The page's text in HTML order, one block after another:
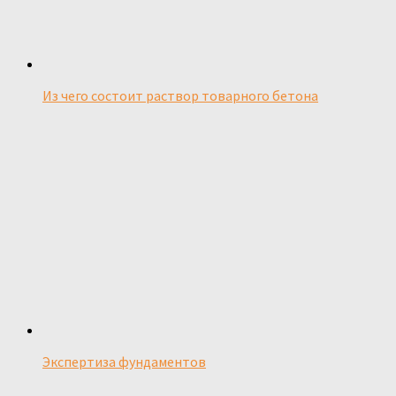
Из чего состоит раствор товарного бетона
Экспертиза фундаментов